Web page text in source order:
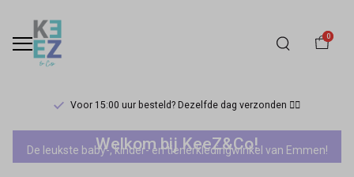
0
Voor 15:00 uur besteld? Dezelfde dag verzonden 🏃‍♀️
JassenWelkom bij KeeZ&Co!
De leukste baby-, kinder- en tienerkledingwinkel van Emmen!